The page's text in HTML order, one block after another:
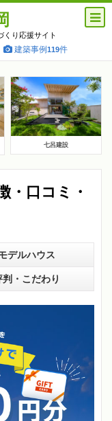
くり応援サイト
建築事例119件
七呂建設
・口コミ・
デルハウス
判・こだわり